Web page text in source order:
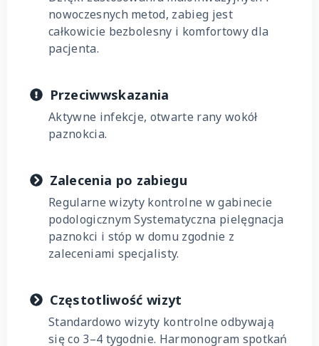
nowoczesnych metod, zabieg jest
całkowicie bezbolesny i komfortowy dla
pacjenta.
Przeciwwskazania
Aktywne infekcje, otwarte rany wokół
paznokcia.
Zalecenia po zabiegu
Regularne wizyty kontrolne w gabinecie
podologicznym Systematyczna pielęgnacja
paznokci i stóp w domu zgodnie z
zaleceniami specjalisty.
Częstotliwość wizyt
Standardowo wizyty kontrolne odbywają
się co 3–4 tygodnie. Harmonogram spotkań